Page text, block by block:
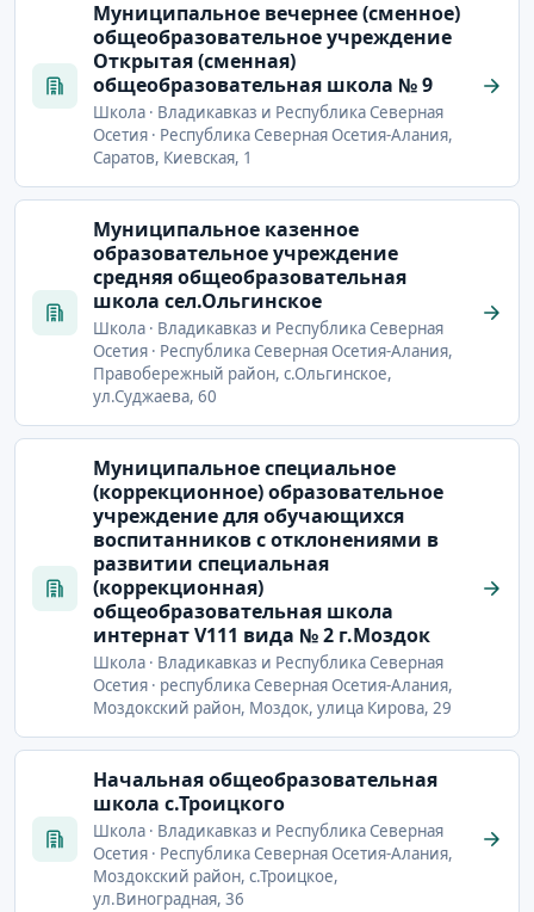
Муниципальное вечернее (сменное)
общеобразовательное учреждение
Открытая (сменная)
общеобразовательная школа № 9
Школа · Владикавказ и Республика Северная
Осетия · Республика Северная Осетия-Алания,
Саратов, Киевская, 1
Муниципальное казенное
образовательное учреждение
средняя общеобразовательная
школа сел.Ольгинское
Школа · Владикавказ и Республика Северная
Осетия · Республика Северная Осетия-Алания,
Правобережный район, с.Ольгинское,
ул.Суджаева, 60
Муниципальное специальное
(коррекционное) образовательное
учреждение для обучающихся
воспитанников с отклонениями в
развитии специальная
(коррекционная)
общеобразовательная школа
интернат V111 вида № 2 г.Моздок
Школа · Владикавказ и Республика Северная
Осетия · республика Северная Осетия-Алания,
Моздокский район, Моздок, улица Кирова, 29
Начальная общеобразовательная
школа с.Троицкого
Школа · Владикавказ и Республика Северная
Осетия · Республика Северная Осетия-Алания,
Моздокский район, с.Троицкое,
ул.Виноградная, 36